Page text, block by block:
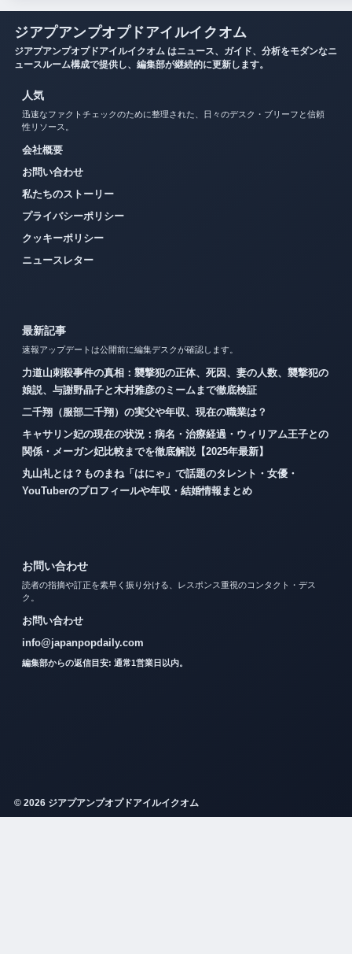
ジアプアンプオプドアイルイクオム
ジアプアンプオプドアイルイクオム はニュース、ガイド、分析をモダンなニ
ュースルーム構成で提供し、編集部が継続的に更新します。
人気
迅速なファクトチェックのために整理された、日々のデスク・ブリーフと信頼
性リソース。
会社概要
お問い合わせ
私たちのストーリー
プライバシーポリシー
クッキーポリシー
ニュースレター
最新記事
速報アップデートは公開前に編集デスクが確認します。
力道山刺殺事件の真相：襲撃犯の正体、死因、妻の人数、襲撃犯の
娘説、与謝野晶子と木村雅彦のミームまで徹底検証
二千翔（服部二千翔）の実父や年収、現在の職業は？
キャサリン妃の現在の状況：病名・治療経過・ウィリアム王子との
関係・メーガン妃比較までを徹底解説【2025年最新】
丸山礼とは？ものまね「はにゃ」で話題のタレント・女優・
YouTuberのプロフィールや年収・結婚情報まとめ
お問い合わせ
読者の指摘や訂正を素早く振り分ける、レスポンス重視のコンタクト・デス
ク。
お問い合わせ
info@japanpopdaily.com
編集部からの返信目安: 通常1営業日以内。
© 2026 ジアプアンプオプドアイルイクオム